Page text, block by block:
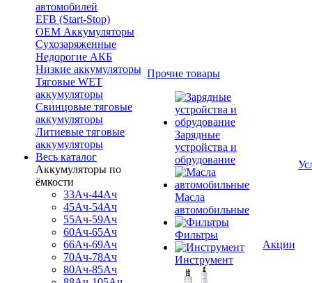
автомобилей
EFB (Start-Stop)
OEM Аккумуляторы
Сухозаряженные
Недорогие АКБ
Низкие аккумуляторы
Тяговые WET
аккумуляторы
Свинцовые тяговые
аккумуляторы
Литиевые тяговые
аккумуляторы
Весь каталог
Аккумуляторы по
ёмкости
33Ач-44Ач
45Ач-54Ач
55Ач-59Ач
60Ач-65Ач
66Ач-69Ач
70Ач-78Ач
80Ач-85Ач
Прочие товары
Зарядные
устройства и
обрудование
Масла
автомобильные
Фильтры
Инструмент
Акции